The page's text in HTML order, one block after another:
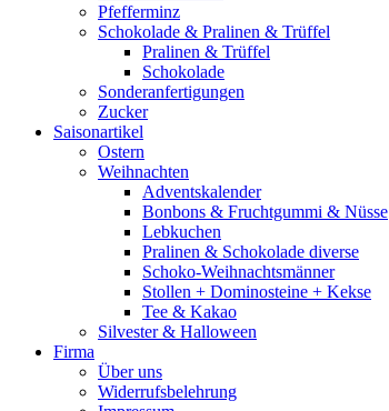
Pfefferminz
Schokolade & Pralinen & Trüffel
Pralinen & Trüffel
Schokolade
Sonderanfertigungen
Zucker
Saisonartikel
Ostern
Weihnachten
Adventskalender
Bonbons & Fruchtgummi & Nüsse
Lebkuchen
Pralinen & Schokolade diverse
Schoko-Weihnachtsmänner
Stollen + Dominosteine + Kekse
Tee & Kakao
Silvester & Halloween
Firma
Über uns
Widerrufsbelehrung